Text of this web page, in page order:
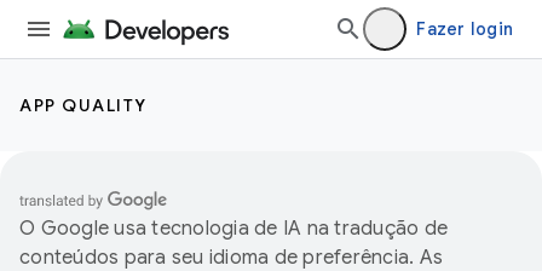
Fazer login
APP QUALITY
O Google usa tecnologia de IA na tradução de
conteúdos para seu idioma de preferência. As